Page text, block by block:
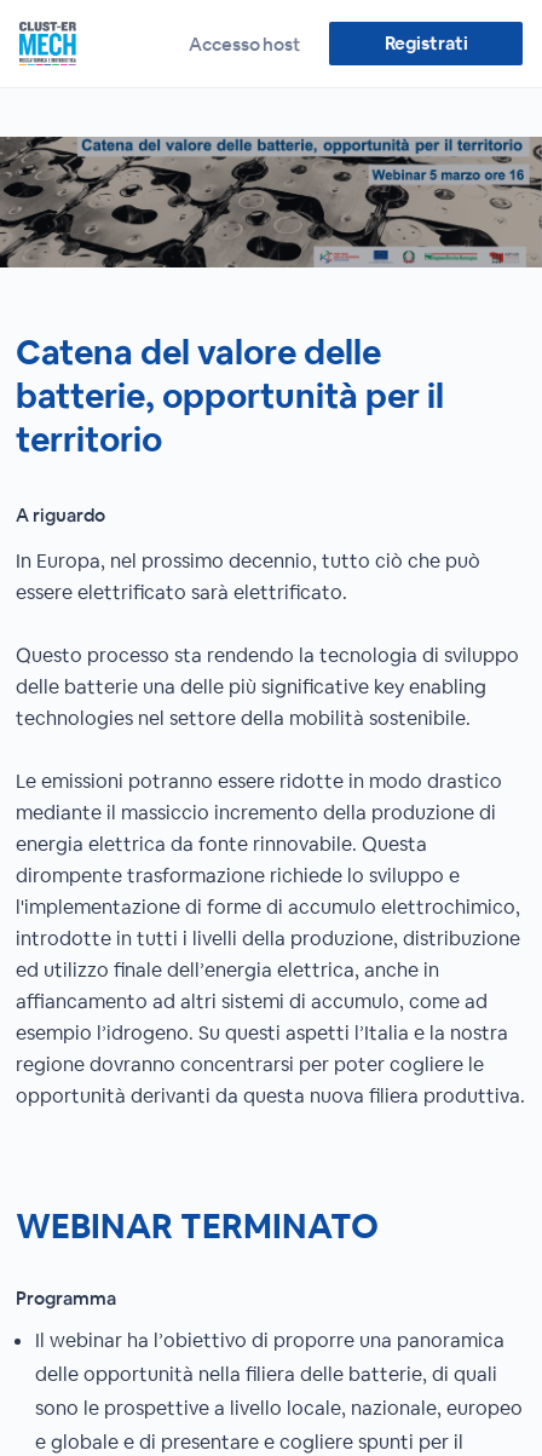
Accesso host Registrati
Catena del valore delle
batterie, opportunità per il
territorio
A riguardo
In Europa, nel prossimo decennio, tutto ciò che può
essere elettrificato sarà elettrificato.
Questo processo sta rendendo la tecnologia di sviluppo
delle batterie una delle più significative key enabling
technologies nel settore della mobilità sostenibile.
Le emissioni potranno essere ridotte in modo drastico
mediante il massiccio incremento della produzione di
energia elettrica da fonte rinnovabile. Questa
dirompente trasformazione richiede lo sviluppo e
l'implementazione di forme di accumulo elettrochimico,
introdotte in tutti i livelli della produzione, distribuzione
ed utilizzo finale dell’energia elettrica, anche in
affiancamento ad altri sistemi di accumulo, come ad
esempio l’idrogeno. Su questi aspetti l’Italia e la nostra
regione dovranno concentrarsi per poter cogliere le
opportunità derivanti da questa nuova filiera produttiva.
WEBINAR TERMINATO
Programma
Il webinar ha l’obiettivo di proporre una panoramica
delle opportunità nella filiera delle batterie, di quali
sono le prospettive a livello locale, nazionale, europeo
e globale e di presentare e cogliere spunti per il